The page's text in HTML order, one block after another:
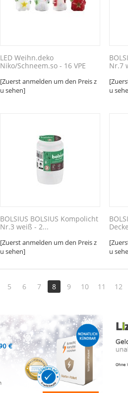
LED Weihn.deko
Niko/Schneem.so - 16 VPE
[Zuerst anmelden um den Preis z
u sehen]
Nr.7
u
BOLSIUS BOLSIUS Kompolicht
Nr.3 weiß - 2...
[Zuerst anmelden um den Preis z
u sehen]
u
5 6 7 8 9 10 11 12